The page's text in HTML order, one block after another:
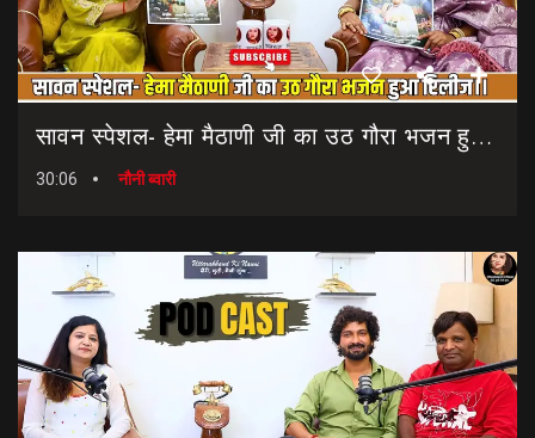
सावन स्पेशल- हेमा मैठाणी जी का उठ गौरा भजन हुआ रिलीज।। Sawan Special Bhajan || Uth Gaura Bhajan
30:06 नौनी ब्वारी